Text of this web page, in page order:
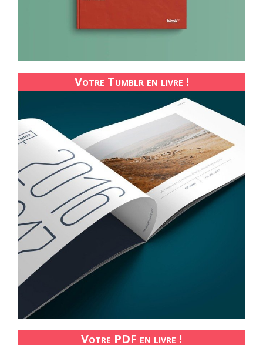
Votre Tumblr en livre !
Votre PDF en livre !